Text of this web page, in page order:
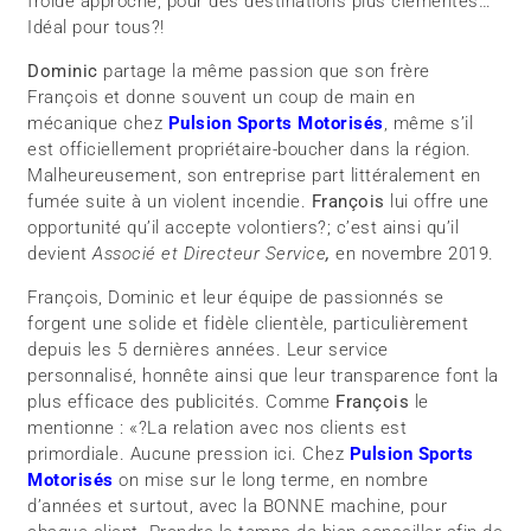
Idéal pour tous?!
Dominic partage la même passion que son frère
François et donne souvent un coup de main en
mécanique chez Pulsion Sports Motorisés, même s’il
est officiellement propriétaire-boucher dans la région.
Malheureusement, son entreprise part littéralement en
fumée suite à un violent incendie. François
lui offre une
opportunité qu’il accepte volontiers?; c’est ainsi qu’il
devientAssocié et Directeur Service, en novembre 2019.
François, Dominic et leur équipe de passionnés se
forgent une solide et fidèle clientèle, particulièrement
depuis les 5 dernières années. Leur service
personnalisé, honnête ainsi que leur transparence font la
plus efficace des publicités. Comme François le
mentionne : «?La relation avec nos clients est
primordiale. Aucune pression ici. Chez Pulsion Sports
Motorisés on mise sur le long terme, en nombre
d’années et surtout, avec la BONNE machine, pour